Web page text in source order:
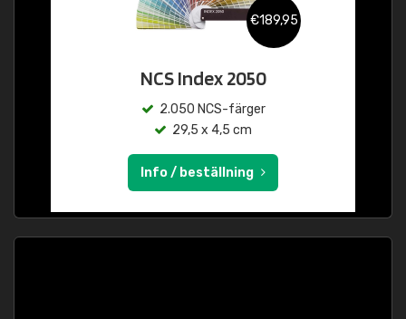
€189,95
NCS Index 2050
2.050 NCS-färger
29,5 x 4,5 cm
Info / beställning